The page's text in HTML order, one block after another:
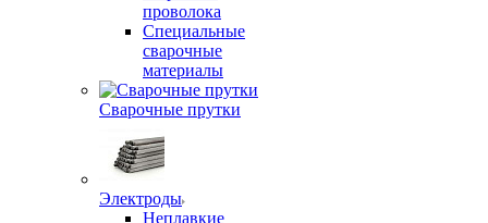
проволока
Специальные
сварочные
материалы
Сварочные прутки
Электроды
Неплавкие